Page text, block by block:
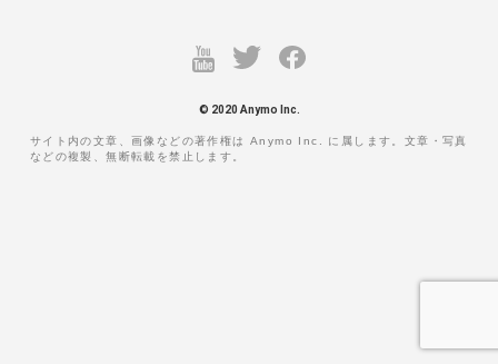
© 2020 Anymo Inc.
サイト内の文章、画像などの著作権は Anymo Inc. に属します。文章・写真
などの複製、無断転載を禁止します。